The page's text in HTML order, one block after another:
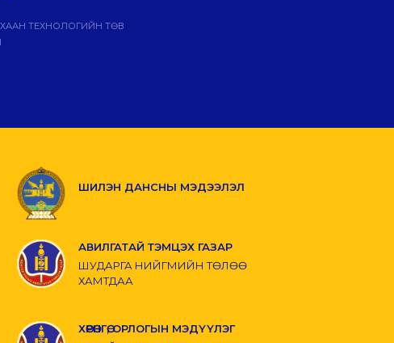
ТЕХНОЛОГИЙН ТӨВ
ШИЛЭН ДАНСНЫ МЭДЭЭЛЭЛ
АВИЛГАТАЙ ТЭМЦЭХ ГАЗАР
ШУДАРГА НИЙГМИЙН ТӨЛӨӨ
ХАМТДАА
ХӨРӨНГӨ, ОРЛОГЫН МЭДҮҮЛЭГ